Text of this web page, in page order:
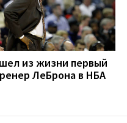
из жизни первый
ЛеБрона в НБА